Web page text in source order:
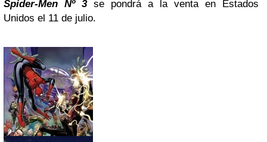
Spider-Men Nº 3se pondrá a la venta en Estados
Unidos el 11 de julio.